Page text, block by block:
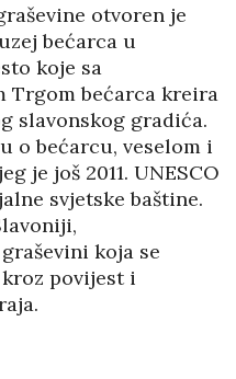
otvoren je
bećarca u
koje sa
Trgom bećarca kreira
slavonskog gradića.
bećarcu, veselom i
je još 2011. UNESCO
svjetske baštine.
koja se
povijest i